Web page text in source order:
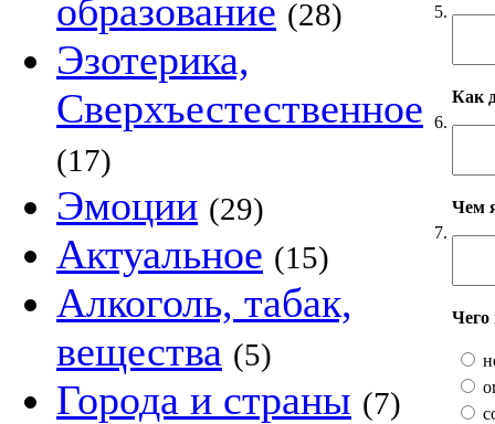
образование (28)
Эзотерика,
Сверхъестественное
(17)
Эмоции (29)
Актуальное (15)
Алкоголь, табак,
вещества (5)
Города и страны (7)
5.
6.
Как
7.
Чем
Чего